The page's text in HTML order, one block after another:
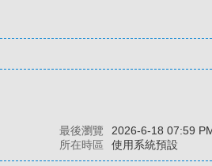
最後瀏覽
2026-6-18 07:59
所在時區 使用系統預設